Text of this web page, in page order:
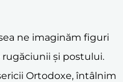
ne imaginăm figuri
și postului.
Ortodoxe, întâlnim